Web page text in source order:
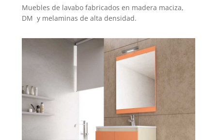
Muebles de lavabo fabricados en madera maciza,
DM y melaminas de alta densidad.